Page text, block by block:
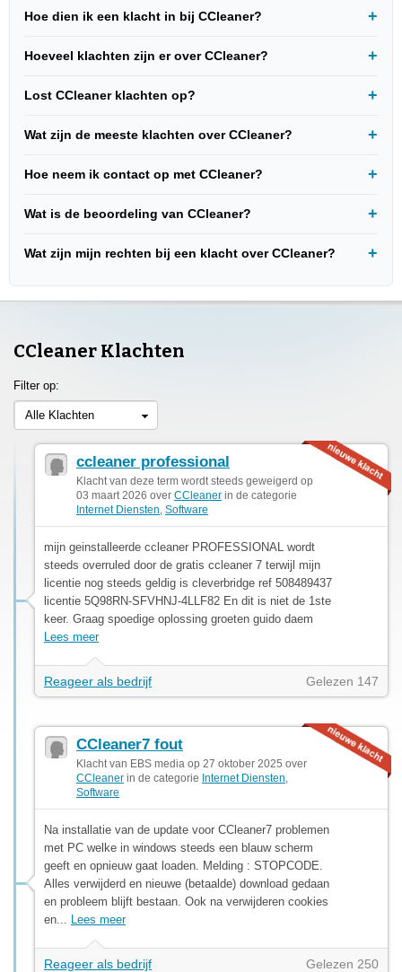
Hoe dien ik een klacht in bij CCleaner?
Hoeveel klachten zijn er over CCleaner?
Lost CCleaner klachten op?
Wat zijn de meeste klachten over CCleaner?
Hoe neem ik contact op met CCleaner?
Wat is de beoordeling van CCleaner?
Wat zijn mijn rechten bij een klacht over CCleaner?
CCleaner Klachten
Filter op:
Alle Klachten
ccleaner professional
Klacht van deze term wordt steeds geweigerd op
03 maart 2026 over CCleaner in de categorie
Internet Diensten Software
mijn geinstalleerde ccleaner PROFESSIONAL wordt
steeds overruled door de gratis ccleaner 7 terwijl mijn
licentie nog steeds geldig is cleverbridge ref 508489437
licentie 5Q98RN-SFVHNJ-4LLF82 En dit is niet de 1ste
keer. Graag spoedige oplossing groeten guido daem
Lees meer
Reageer als bedrijf Gelezen 147
CCleaner7 fout
Klacht van EBS media op 27 oktober 2025 over
CCleaner in de categorie Internet Diensten
Software
Na installatie van de update voor CCleaner7 problemen
met PC welke in windows steeds een blauw scherm
geeft en opnieuw gaat loaden. Melding : STOPCODE.
Alles verwijderd en nieuwe (betaalde) download gedaan
en probleem blijft bestaan. Ook na verwijderen cookies
en... Lees meer
Reageer als bedrijf Gelezen 250